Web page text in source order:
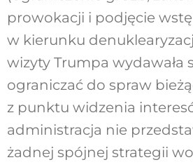
prowokacji i podjęcie
w kierunku
wizyty Trumpa wydawała
ograniczać do spraw
z punktu widzenia
administracja nie
żadnej spójnej strategii